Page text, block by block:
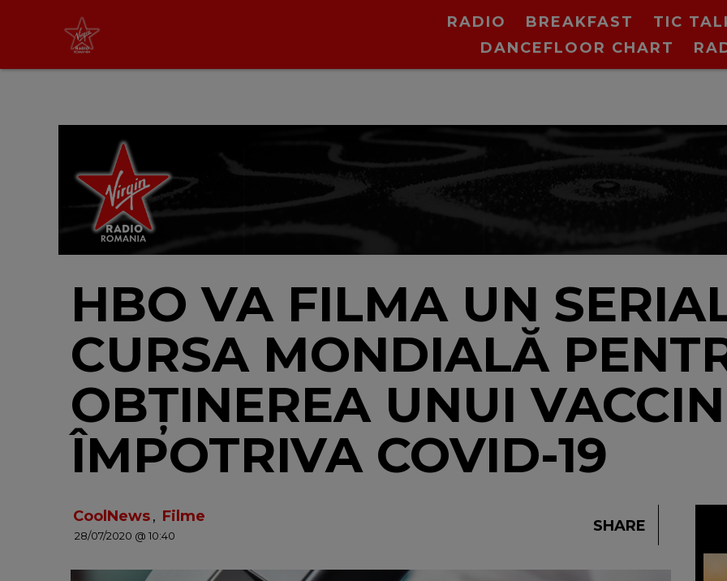
RADIO BREAKFAST TIC
DANCEFLOOR CHART
HBO VA FILMA UN
CURSA MONDIALĂ
OBŢINEREA UNUI VACCIN
ÎMPOTRIVA COVID-19
CoolNews, Filme
28/07/2020 @ 10:40
SHARE